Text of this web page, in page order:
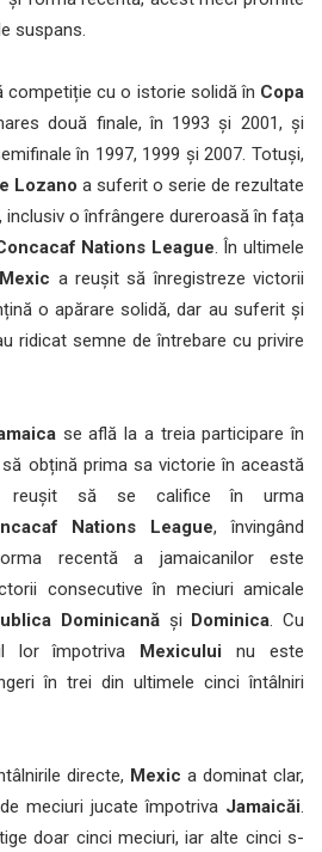
suspans.
competiție cu o istorie solidă în Copa
două finale, în 1993 și 2001, și
în 1997, 1999 și 2007. Totuși,
Lozano a suferit o serie de rezultate
inclusiv o înfrângere dureroasă în fața
Nations League. În ultimele
Mexic a reușit să înregistreze victorii
o apărare solidă, dar au suferit și
ridicat semne de întrebare cu privire
se află la a treia participare în
obțină prima sa victorie în această
reușit să se califice în urma
Nations League, învingând
recentă a jamaicanilor este
consecutive în meciuri amicale
Dominicană și Dominica. Cu
lor împotriva
Mexicului nu este
în trei din ultimele cinci întâlniri
directe, Mexic a dominat clar,
meciuri jucate împotriva Jamaicăi.
doar cinci meciuri, iar alte cinci s-